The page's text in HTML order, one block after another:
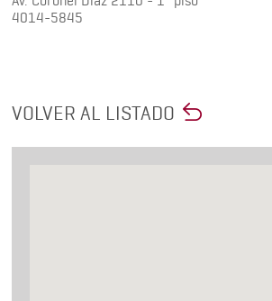
4014-5845
VOLVER AL LISTADO